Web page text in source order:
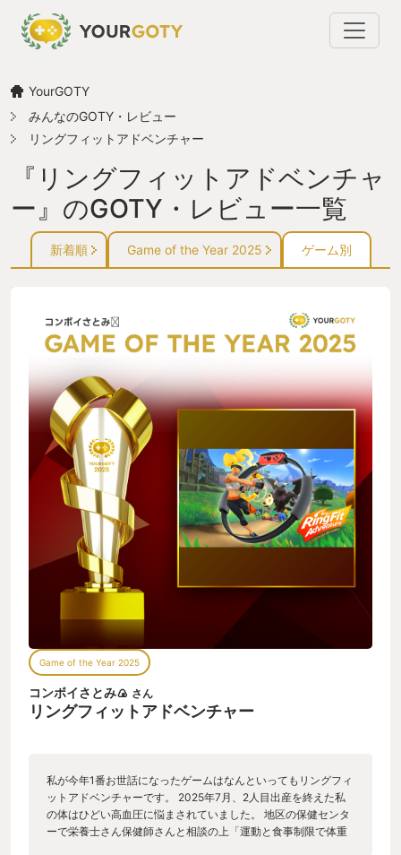
YourGOTY
みんなのGOTY・レビュー
リングフィットアドベンチャー
『リングフィットアドベンチャ
ー』のGOTY・レビュー一覧
新着順 Game of the Year 2025 ゲーム別
Game of the Year 2025
コンボイさとみ🍙 さん
リングフィットアドベンチャー
私が今年1番お世話になったゲームはなんといってもリングフィ
ットアドベンチャーです。 2025年7月、2人目出産を終えた私
の体はひどい高血圧に悩まされていました。 地区の保健センタ
ーで栄養士さん保健師さんと相談の上「運動と食事制限で体重